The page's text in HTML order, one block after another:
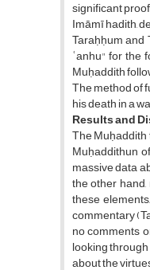
significant
Imāmī hadith,
Taraḥḥum
ʿanhu" for the
Muḥaddith
The method of
his death in a
Results and
The Muḥaddith
Muḥaddithun
massive data
the other
these
commentary
no comments
looking
about the